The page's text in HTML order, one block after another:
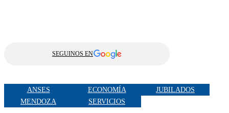
SEGUINOS EN
ANSES ECONOMÍA
JUBILADOS
MENDOZA
SERVICIOS